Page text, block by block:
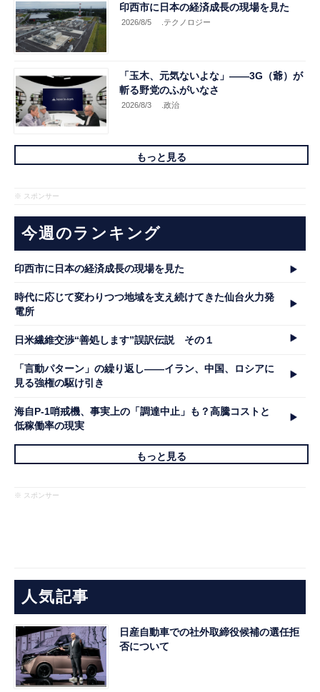
印西市に日本の経済成長の現場を見た
2026/8/5 .テクノロジー
「玉木、元気ないよな」――3G（爺）が
斬る野党のふがいなさ
2026/8/3 .政治
もっと見る
※ スポンサー
今週のランキング
印西市に日本の経済成長の現場を見た
時代に応じて変わりつつ地域を支え続けてきた仙台火力発
電所
日米繊維交渉“善処します”誤訳伝説 その１
「言動パターン」の繰り返し――イラン、中国、ロシアに
見る強権の駆け引き
海自P-1哨戒機、事実上の「調達中止」も？高騰コストと
低稼働率の現実
もっと見る
※ スポンサー
人気記事
日産自動車での社外取締役候補の選任拒
否について